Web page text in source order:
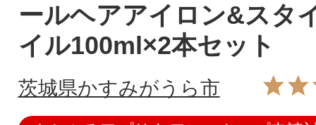
ールヘアアイロン&スタ
イル100ml×2本セット
茨城県かすみがうら市